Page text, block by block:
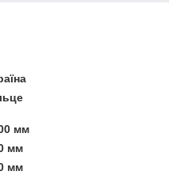
мм
мм
мм